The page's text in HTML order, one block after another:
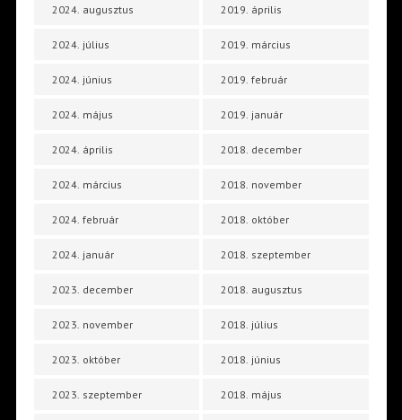
2024. augusztus
2024. július
2024. június
2024. május
2024. április
2024. március
2024. február
2024. január
2023. december
2023. november
2023. október
2023. szeptember
2019. április
2019. március
2019. február
2019. január
2018. december
2018. november
2018. október
2018. szeptember
2018. augusztus
2018. július
2018. június
2018. május